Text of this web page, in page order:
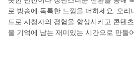
로 방송에 독특한 느낌을 더하세요. 오리
드로 시청자의 경험을 향상시키고 콘텐
을 기억에 남는 재미있는 시간으로 만들